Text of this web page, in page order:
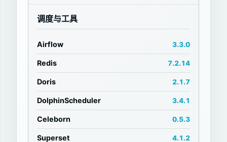
调度与工具
Airflow 3.3.0
Redis 7.2.14
Doris 2.1.7
DolphinScheduler 3.4.1
Celeborn 0.5.3
Superset 4.1.2